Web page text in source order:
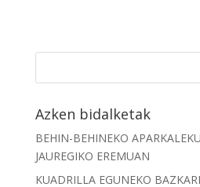
Azken bidalketak
BEHIN-BEHINEKO
JAUREGIKO EREMUAN
KUADRILLA EGUNEKO